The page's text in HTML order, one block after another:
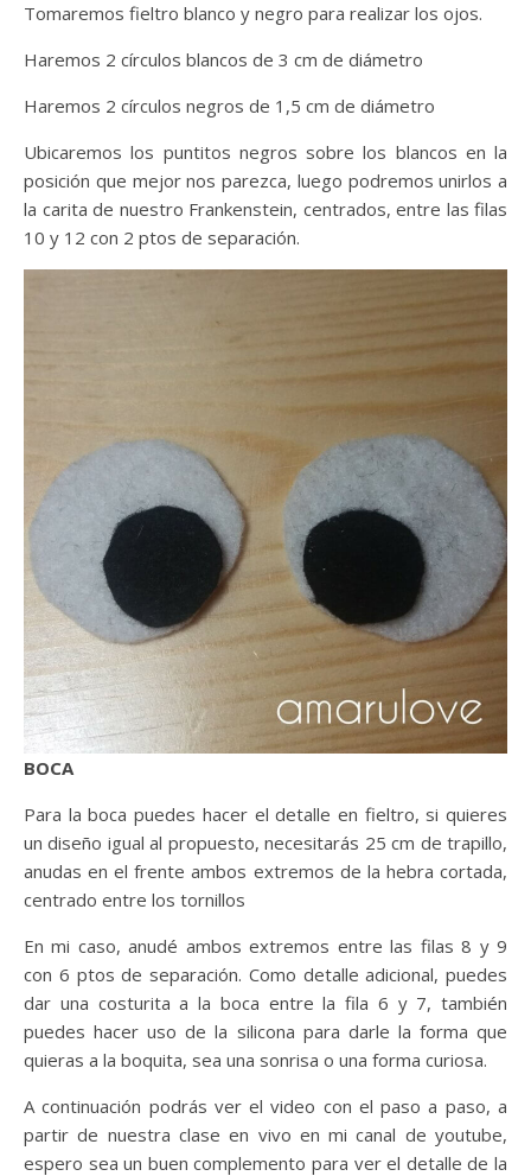
Tomaremos fieltro blanco y negro para realizar los ojos.
Haremos 2 círculos blancos de 3 cm de diámetro
Haremos 2 círculos negros de 1,5 cm de diámetro
Ubicaremos los puntitos negros sobre los blancos en la
posición que mejor nos parezca, luego podremos unirlos a
la carita de nuestro Frankenstein, centrados, entre las filas
10 y 12 con 2 ptos de separación.
BOCA
Para la boca puedes hacer el detalle en fieltro, si quieres
un diseño igual al propuesto, necesitarás 25 cm de trapillo,
anudas en el frente ambos extremos de la hebra cortada,
centrado entre los tornillos
En mi caso, anudé ambos extremos entre las filas 8 y 9
con 6 ptos de separación. Como detalle adicional, puedes
dar una costurita a la boca entre la fila 6 y 7, también
puedes hacer uso de la silicona para darle la forma que
quieras a la boquita, sea una sonrisa o una forma curiosa.
A continuación podrás ver el video con el paso a paso, a
partir de nuestra clase en vivo en mi canal de youtube,
espero sea un buen complemento para ver el detalle de la